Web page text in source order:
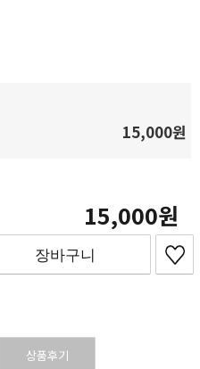
15,000원
15,000
장바구니
상품후기